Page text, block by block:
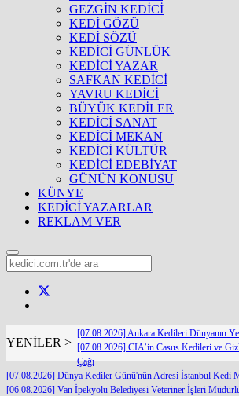
GEZGİN KEDİCİ
KEDİ GÖZÜ
KEDİ SÖZÜ
KEDİCİ GÜNLÜK
KEDİCİ YAZAR
SAFKAN KEDİCİ
YAVRU KEDİCİ
BÜYÜK KEDİLER
KEDİCİ SANAT
KEDİCİ MEKAN
KEDİCİ KÜLTÜR
KEDİCİ EDEBİYAT
GÜNÜN KONUSU
KÜNYE
KEDİCİ YAZARLAR
REKLAM VER
YENİLER >
[07.08.2026] Ankara Kedileri Dünyanın
[07.08.2026] CIA’in Casus Kedileri ve
Çağı
[07.08.2026] Dünya Kediler Günü'nün Adresi İstanbul Kedi
[06.08.2026] Van İpekyolu Belediyesi Veteriner İşleri